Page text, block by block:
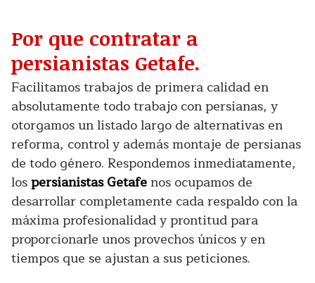
Por que contratar a
persianistas Getafe.
Facilitamos trabajos de primera calidad en
absolutamente todo trabajo con persianas, y
otorgamos un listado largo de alternativas en
reforma, control y además montaje de persianas
de todo género. Respondemos inmediatamente,
lospersianistas Getafenos ocupamos de
desarrollar completamente cada respaldo con la
máxima profesionalidad y prontitud para
proporcionarle unos provechos únicos y en
tiempos que se ajustan a sus peticiones.